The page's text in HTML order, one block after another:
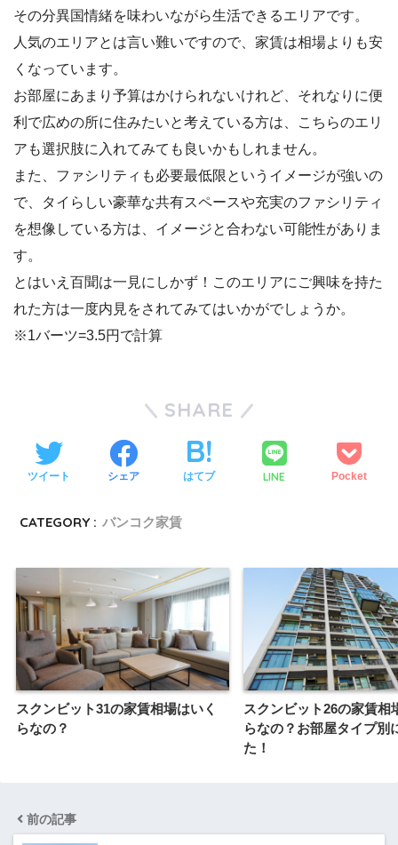
その分異国情緒を味わいながら生活できるエリアです。
人気のエリアとは言い難いですので、家賃は相場よりも安
くなっています。
お部屋にあまり予算はかけられないけれど、それなりに便
利で広めの所に住みたいと考えている方は、こちらのエリ
アも選択肢に入れてみても良いかもしれません。
また、ファシリティも必要最低限というイメージが強いの
で、タイらしい豪華な共有スペースや充実のファシリティ
を想像している方は、イメージと合わない可能性がありま
す。
とはいえ百聞は一見にしかず！このエリアにご興味を持た
れた方は一度内見をされてみてはいかがでしょうか。
※1バーツ=3.5円で計算
SHARE
ツイート シェア はてブ LINE Pocket
CATEGORY : バンコク家賃
スクンビット31の家賃相場はいく
らなの？
スクンビット26の家賃相
らなの？お部屋タイプ別
た！
前の記事